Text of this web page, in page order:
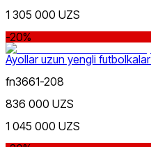
1 305 000 UZS
-20%
Ayollar uzun yengli
fn3661-208
836 000 UZS
1 045 000 UZS